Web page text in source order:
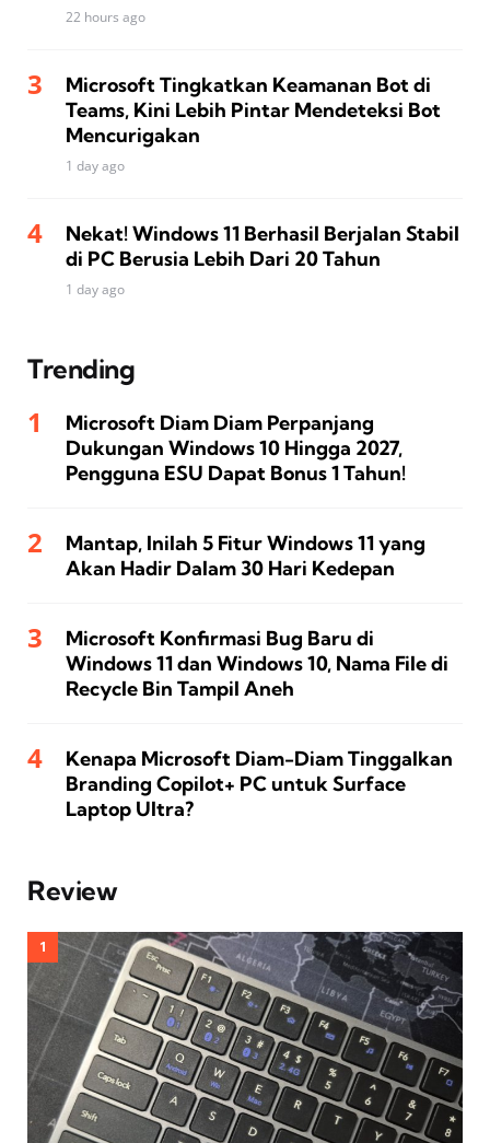
22 hours ago
Microsoft Tingkatkan Keamanan Bot di
Teams, Kini Lebih Pintar Mendeteksi Bot
Mencurigakan
1 day ago
Nekat! Windows 11 Berhasil Berjalan Stabil
di PC Berusia Lebih Dari 20 Tahun
1 day ago
Trending
Microsoft Diam Diam Perpanjang
Dukungan Windows 10 Hingga 2027,
Pengguna ESU Dapat Bonus 1 Tahun!
Mantap, Inilah 5 Fitur Windows 11 yang
Akan Hadir Dalam 30 Hari Kedepan
Microsoft Konfirmasi Bug Baru di
Windows 11 dan Windows 10, Nama File di
Recycle Bin Tampil Aneh
Kenapa Microsoft Diam-Diam Tinggalkan
Branding Copilot+ PC untuk Surface
Laptop Ultra?
Review